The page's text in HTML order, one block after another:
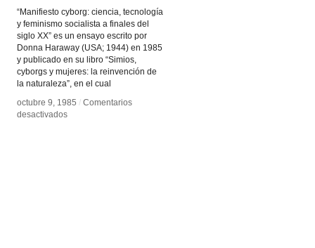
“Manifiesto cyborg: ciencia, tecnología
y feminismo socialista a finales del
siglo XX” es un ensayo escrito por
Donna Haraway (USA; 1944) en 1985
y publicado en su libro “Simios,
cyborgs y mujeres: la reinvención de
la naturaleza”, en el cual
octubre 9, 1985 / Comentarios
desactivadosen
octubre 9, 1985 / Comentarios
desactivadosen